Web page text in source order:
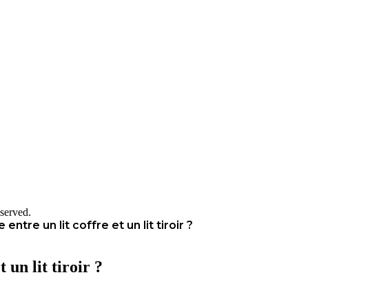
entre un lit coffre et un lit tiroir ?
un lit tiroir ?